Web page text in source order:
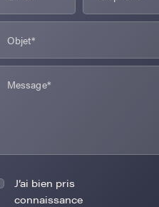
J’ai bien pris
connaissance